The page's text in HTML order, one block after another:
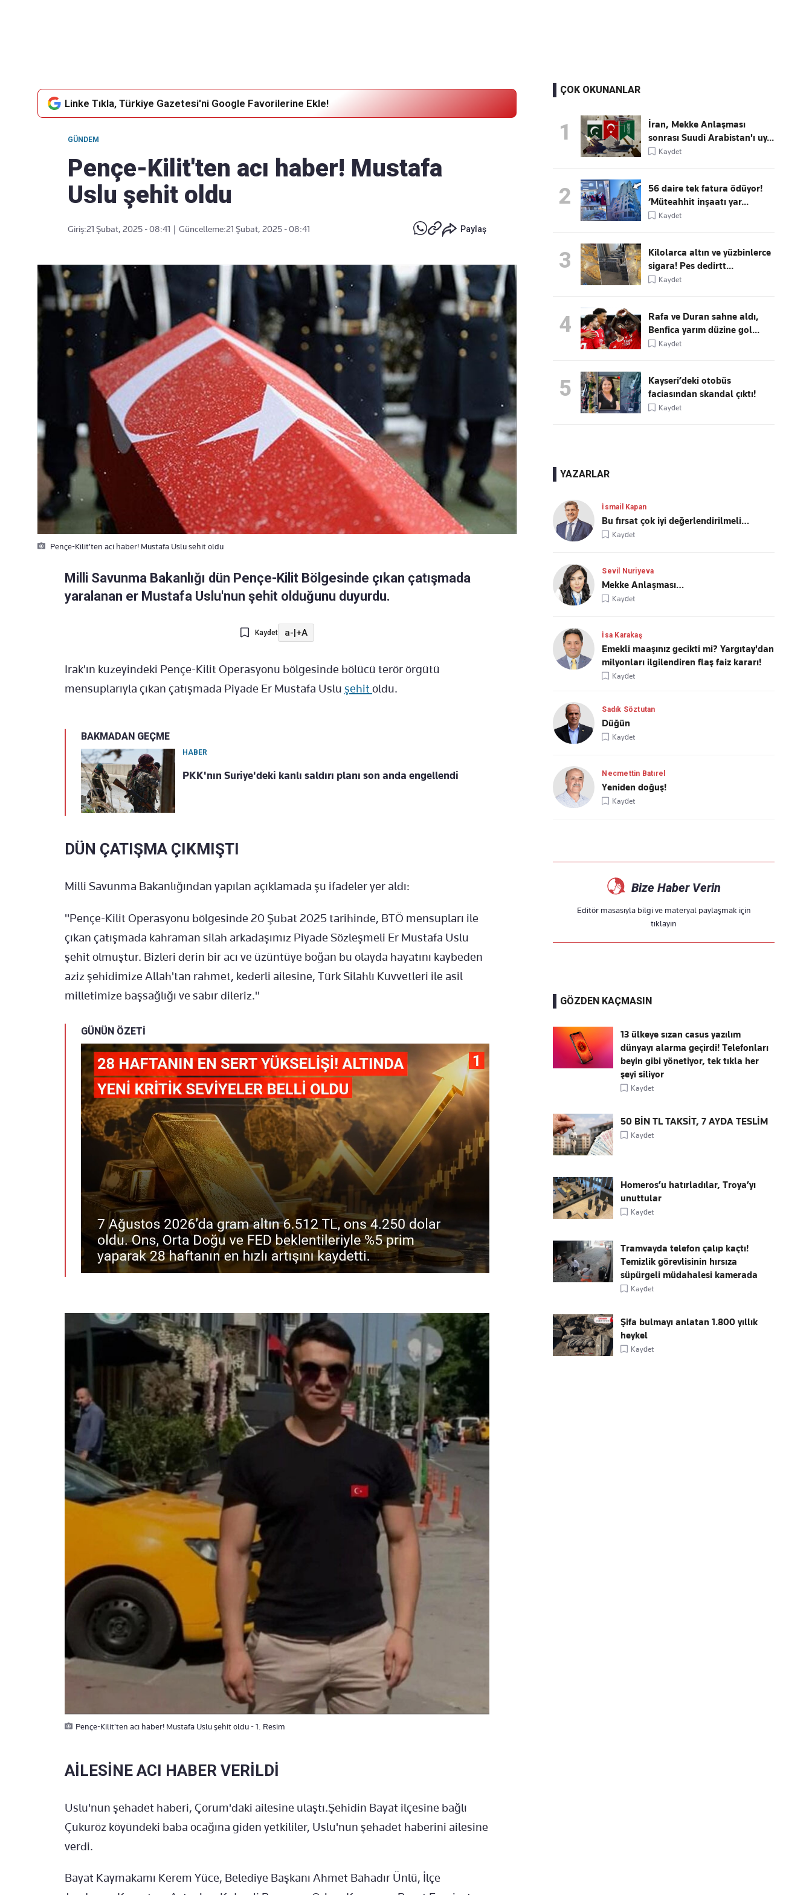
Linke Tıkla, Türkiye Gazetesi'ni Google Favorilerine Ekle!
GÜNDEM
Pençe-Kilit'ten acı haber! Mustafa
Uslu şehit oldu
Giriş:21 Şubat, 2025 - 08:41 Güncelleme:21 Şubat, 2025 - 08:41 Paylaş
Pençe-Kilit'ten aci haber! Mustafa Uslu sehit oldu
Milli Savunma Bakanlığı dün Pençe-Kilit Bölgesinde çıkan çatışmada
yaralanan er Mustafa Uslu'nun şehit olduğunu duyurdu.
Kaydet a-|+A
Irak'ın kuzeyindeki Pençe-Kilit Operasyonu bölgesinde bölücü terör örgütü
mensuplarıyla çıkan çatışmada Piyade Er Mustafa Uslu şehit oldu.
BAKMADAN GEÇME
HABER
PKK'nın Suriye'deki kanlı saldırı planı son anda engellendi
DÜN ÇATIŞMA ÇIKMIŞTI
Milli Savunma Bakanlığından yapılan açıklamada şu ifadeler yer aldı:
"Pençe-Kilit Operasyonu bölgesinde 20 Şubat 2025 tarihinde, BTÖ mensupları ile
çıkan çatışmada kahraman silah arkadaşımız Piyade Sözleşmeli Er Mustafa Uslu
şehit olmuştur. Bizleri derin bir acı ve üzüntüye boğan bu olayda hayatını kaybeden
aziz şehidimize Allah'tan rahmet, kederli ailesine, Türk Silahlı Kuvvetleri ile asil
milletimize başsağlığı ve sabır dileriz."
GÜNÜN ÖZETİ
Pençe-Kilit'ten acı haber! Mustafa Uslu şehit oldu - 1. Resim
AİLESİNE ACI HABER VERİLDİ
Uslu'nun şehadet haberi, Çorum'daki ailesine ulaştı.Şehidin Bayat ilçesine bağlı
Çukuröz köyündeki baba ocağına giden yetkililer, Uslu'nun şehadet haberini ailesine
verdi.
Bayat Kaymakamı Kerem Yüce, Belediye Başkanı Ahmet Bahadır Ünlü, İlçe
ÇOK OKUNANLAR
1
İran, Mekke Anlaşması
sonrası Suudi Arabistan'ı uy...
Kaydet
2
56 daire tek fatura ödüyor!
‘Müteahhit inşaatı yar...
Kaydet
3
Kilolarca altın ve yüzbinlerce
sigara! Pes dedirtt...
Kaydet
4
Rafa ve Duran sahne aldı,
Benfica yarım düzine gol...
Kaydet
5
Kayseri’deki otobüs
faciasından skandal çıktı!
Kaydet
YAZARLAR
İsmail Kapan
Bu fırsat çok iyi değerlendirilmeli…
Kaydet
Sevil Nuriyeva
Mekke Anlaşması…
Kaydet
İsa Karakaş
Emekli maaşınız gecikti mi? Yargıtay'dan
milyonları ilgilendiren flaş faiz kararı!
Kaydet
Sadık Söztutan
Düğün
Kaydet
Necmettin Batırel
Yeniden doğuş!
Kaydet
Bize Haber Verin
Editör masasıyla bilgi ve materyal paylaşmak için
tıklayın
GÖZDEN KAÇMASIN
13 ülkeye sızan casus yazılım
dünyayı alarma geçirdi! Telefonları
beyin gibi yönetiyor, tek tıkla her
şeyi siliyor
Kaydet
50 BİN TL TAKSİT, 7 AYDA TESLİM
Kaydet
Homeros’u hatırladılar, Troya’yı
unuttular
Kaydet
Tramvayda telefon çalıp kaçtı!
Temizlik görevlisinin hırsıza
süpürgeli müdahalesi kamerada
Kaydet
Şifa bulmayı anlatan 1.800 yıllık
heykel
Kaydet